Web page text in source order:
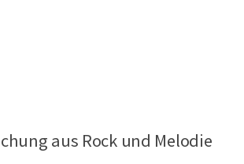
aus Rock und Melodie